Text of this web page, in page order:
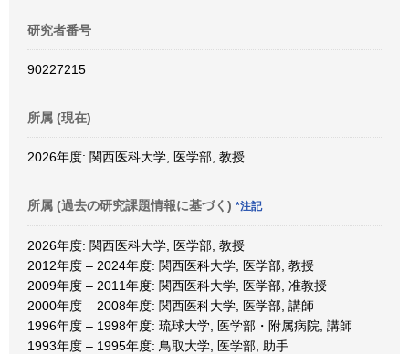
研究者番号
90227215
所属 (現在)
2026年度: 関西医科大学, 医学部, 教授
所属 (過去の研究課題情報に基づく) *注記
2026年度: 関西医科大学, 医学部, 教授
2012年度 – 2024年度: 関西医科大学, 医学部, 教授
2009年度 – 2011年度: 関西医科大学, 医学部, 准教授
2000年度 – 2008年度: 関西医科大学, 医学部, 講師
1996年度 – 1998年度: 琉球大学, 医学部・附属病院, 講師
1993年度 – 1995年度: 鳥取大学, 医学部, 助手